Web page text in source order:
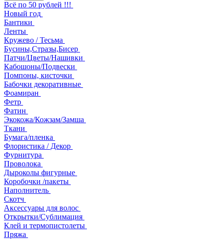
Всё по 50 рублей !!!
Новый год
Бантики
Ленты
Кружево / Тесьма
Бусины,Стразы,Бисер
Патчи/Цветы/Нашивки
Кабошоны/Подвески
Помпоны, кисточки
Бабочки декоративные
Фоамиран
Фетр
Фатин
Экокожа/Кожзам/Замша
Ткани
Бумага/пленка
Флористика / Декор
Фурнитура
Проволока
Дыроколы фигурные
Коробочки /пакеты
Наполнитель
Скотч
Аксессуары для волос
Открытки/Сублимация
Клей и термопистолеты
Пряжа